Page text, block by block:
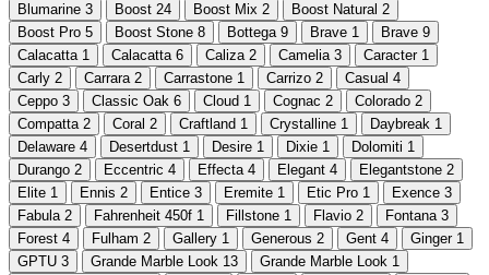
Blumarine 3 Boost 24 Boost Mix 2 Boost Natural 2
Boost Pro 5 Boost Stone 8 Bottega 9 Brave 1 Brave 9
Calacatta 1 Calacatta 6 Caliza 2 Camelia 3 Caracter 1
Carly 2 Carrara 2 Carrastone 1 Carrizo 2 Casual 4
Ceppo 3 Classic Oak 6 Cloud 1 Cognac 2 Colorado 2
Compatta 2 Coral 2 Craftland 1 Crystalline 1 Daybreak 1
Delaware 4 Desertdust 1 Desire 1 Dixie 1 Dolomiti 1
Durango 2 Eccentric 4 Effecta 4 Elegant 4 Elegantstone 2
Elite 1 Ennis 2 Entice 3 Eremite 1 Etic Pro 1 Exence 3
Fabula 2 Fahrenheit 450f 1 Fillstone 1 Flavio 2 Fontana 3
Forest 4 Fulham 2 Gallery 1 Generous 2 Gent 4 Ginger 1
GPTU 3 Grande Marble Look 13 Grande Marble Look 1